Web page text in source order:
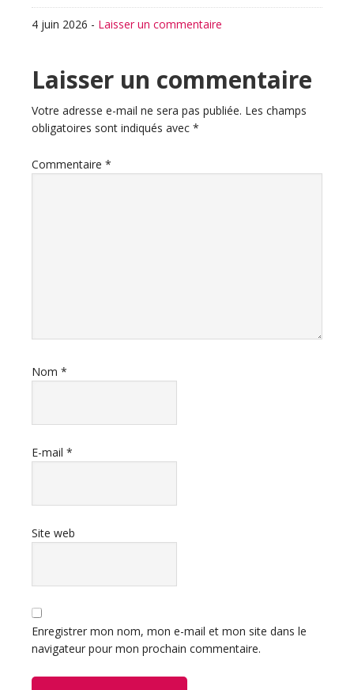
4 juin 2026 - Laisser un commentaire
Interactions
du
lecteur
Laisser un commentaire
Votre adresse e-mail ne sera pas publiée. Les champs
obligatoires sont indiqués avec *
Commentaire *
Nom *
E-mail *
Site web
Enregistrer mon nom, mon e-mail et mon site dans le
navigateur pour mon prochain commentaire.